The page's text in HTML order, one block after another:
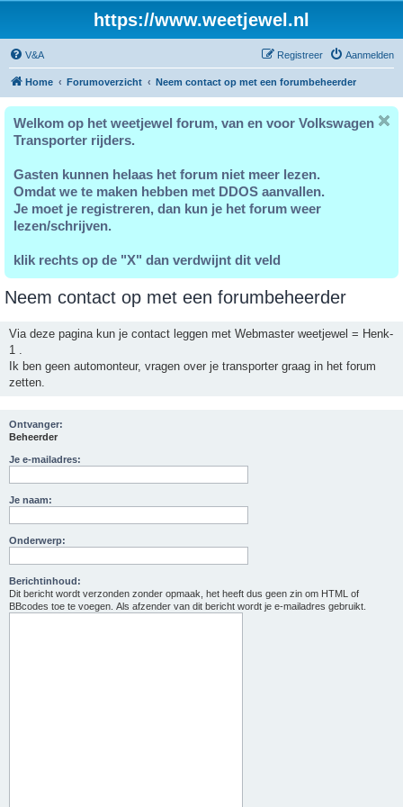
https://www.weetjewel.nl
V&A Aanmelden
Registreer
Home Forumoverzicht Neem contact op met een forumbeheerder
Welkom op het weetjewel forum, van en voor Volkswagen
Transporter rijders.
Gasten kunnen helaas het forum niet meer lezen.
Omdat we te maken hebben met DDOS aanvallen.
Je moet je registreren, dan kun je het forum weer
lezen/schrijven.
klik rechts op de "X" dan verdwijnt dit veld
Neem contact op met een forumbeheerder
Via deze pagina kun je contact leggen met Webmaster weetjewel = Henk-
1 .
Ik ben geen automonteur, vragen over je transporter graag in het forum
zetten.
Ontvanger:
Beheerder
Je e-mailadres:
Je naam:
Onderwerp:
Berichtinhoud:
Dit bericht wordt verzonden zonder opmaak, het heeft dus geen zin om HTML of
BBcodes toe te voegen. Als afzender van dit bericht wordt je e-mailadres gebruikt.